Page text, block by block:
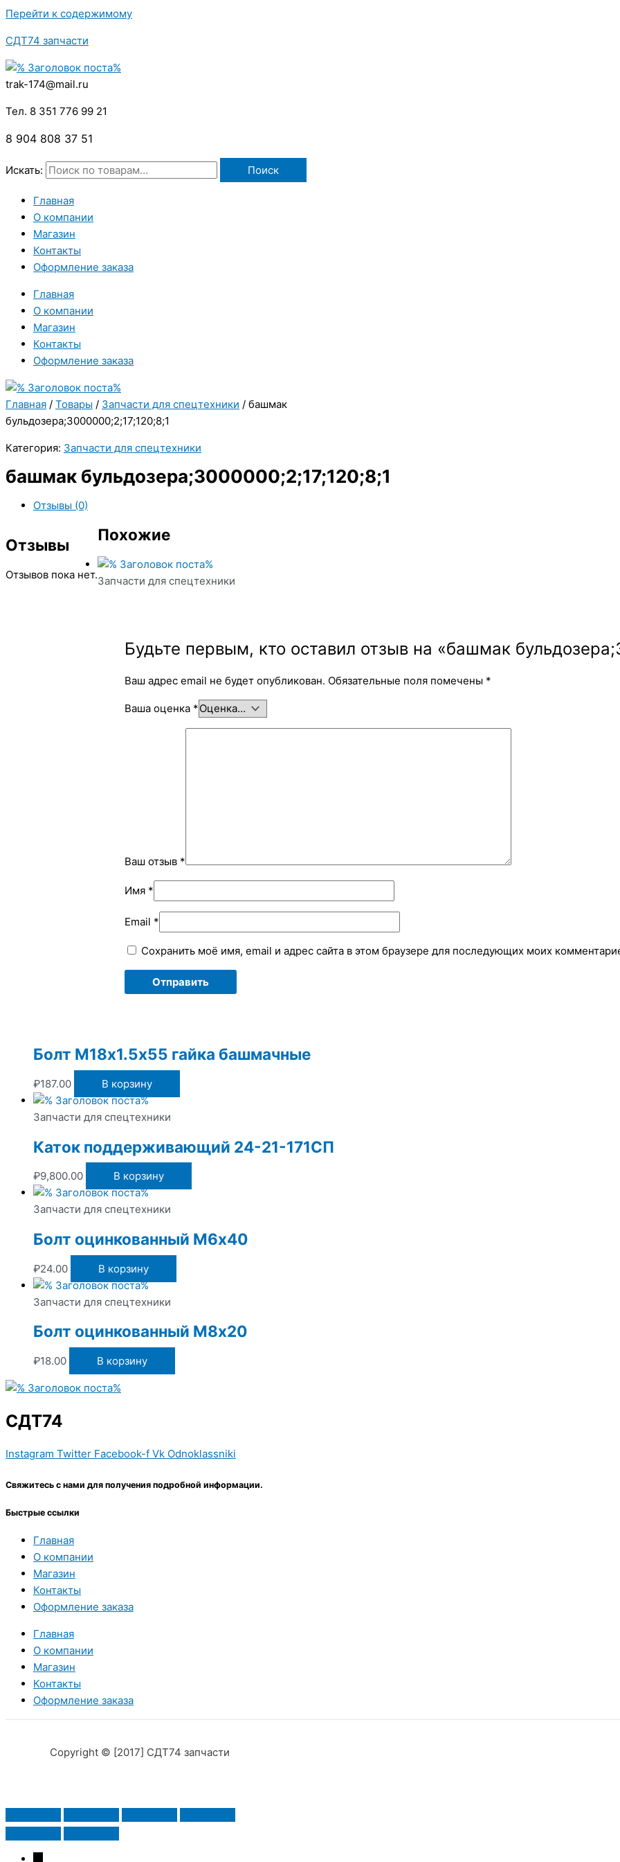
Перейти к содержимому
СДТ74 запчасти
trak-174@mail.ru
Тел. 8 351 776 99 21
8 904 808 37 51
Искать: Поиск
Главная
О компании
Магазин
Контакты
Оформление заказа
Главная
О компании
Магазин
Контакты
Оформление заказа
Главная / Товары / Запчасти для спецтехники / башмак
бульдозера;3000000;2;17;120;8;1
Категория: Запчасти для спецтехники
башмак бульдозера;3000000;2;17;120;8;1
Отзывы (0)
Отзывы
Отзывов пока нет.
Будьте первым, кто оставил отзыв на «башмак
Ваш адрес email не будет опубликован. Обязательные поля помечены *
Ваша оценка *
Ваш отзыв *
Имя *
Email *
Сохранить моё имя, email и адрес сайта в этом браузере для последующих моих
Похожие
Запчасти для спецтехники
Болт М18х1.5х55 гайка башмачные
₽187.00 В корзину
Запчасти для спецтехники
Каток поддерживающий 24-21-171СП
₽9,800.00 В корзину
Запчасти для спецтехники
Болт оцинкованный М6х40
₽24.00 В корзину
Запчасти для спецтехники
Болт оцинкованный М8х20
₽18.00 В корзину
СДТ74
Instagram Twitter Facebook-f Vk Odnoklassniki
Свяжитесь с нами для получения подробной информации.
Быстрые ссылки
Главная
О компании
Магазин
Контакты
Оформление заказа
Главная
О компании
Магазин
Контакты
Оформление заказа
Copyright © [2017] СДТ74 запчасти